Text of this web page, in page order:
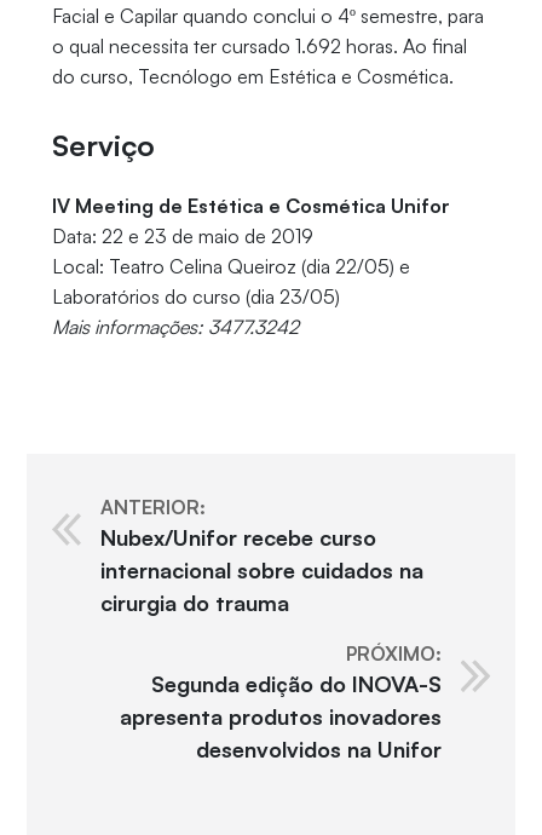
Facial e Capilar quando conclui o 4º semestre, para
o qual necessita ter cursado 1.692 horas. Ao final
do curso, Tecnólogo em Estética e Cosmética.
Serviço
IV Meeting de Estética e Cosmética Unifor
Data: 22 e 23 de maio de 2019
Local: Teatro Celina Queiroz (dia 22/05) e
Laboratórios do curso (dia 23/05)
Mais informações: 3477.3242
ANTERIOR:
Nubex/Unifor recebe curso
internacional sobre cuidados na
cirurgia do trauma
PRÓXIMO:
Segunda edição do INOVA-S
apresenta produtos inovadores
desenvolvidos na Unifor